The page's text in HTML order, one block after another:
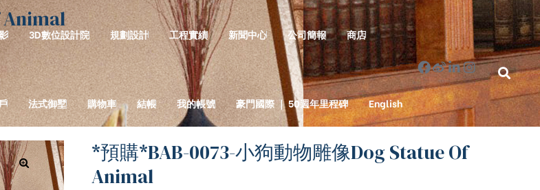
3D數位設計院 規劃設計 工程實績 新聞中心 公司簡報 商店
法式御墅 購物車 結帳 我的帳號 豪門國際 ｜ 50週年里程碑 English
Animal
*預購*BAB-0073-小狗動物雕像Dog Statue Of
Animal